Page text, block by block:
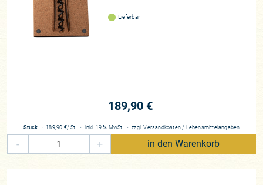
Châteauneuf-du-Pape
Languedoc, dem ikonenhaften Grange des Pères
und weiter bis fast an die spanische Grenze zu
„Rising Star“ des Barbaresco, Francesco
, sowie auf unsere
Publikumslieblinge aus den Abruzzen von Fratelli
Barba!
Lieferbar
189,90 €
Stück ・189,90 €/ St.・inkl. 19 % MwSt. ・zzgl.Versandkosten / Lebensmittelangaben
- + in den Warenkorb